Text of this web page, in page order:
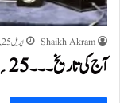
Shaikh Akram اپریل 25, 2026
آج کی تاریخ۔۔۔25؍اپریل